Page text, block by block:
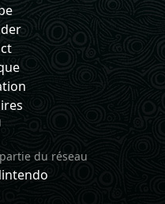
du réseau